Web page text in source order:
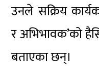
उनले सक्रिय
र अभिभावक’को
बताएका छन्।